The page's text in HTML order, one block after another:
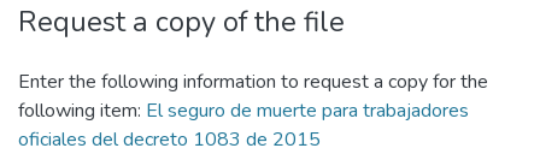
Request a copy of the file
Enter the following information to request a copy for the
following item: El seguro de muerte para trabajadores
oficiales del decreto 1083 de 2015